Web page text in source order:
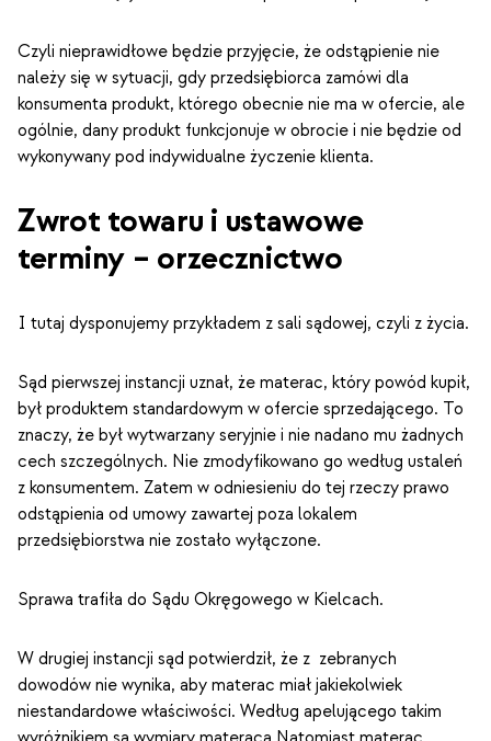
Czyli nieprawidłowe będzie przyjęcie, że odstąpienie nie
należy się w sytuacji, gdy przedsiębiorca zamówi dla
konsumenta produkt, którego obecnie nie ma w ofercie, ale
ogólnie, dany produkt funkcjonuje w obrocie i nie będzie od
wykonywany pod indywidualne życzenie klienta.
Zwrot towaru i ustawowe
terminy – orzecznictwo
I tutaj dysponujemy przykładem z sali sądowej, czyli z życia.
Sąd pierwszej instancji uznał, że materac, który powód kupił,
był produktem standardowym w ofercie sprzedającego. To
znaczy, że był wytwarzany seryjnie i nie nadano mu żadnych
cech szczególnych. Nie zmodyfikowano go według ustaleń
z konsumentem. Zatem w odniesieniu do tej rzeczy prawo
odstąpienia od umowy zawartej poza lokalem
przedsiębiorstwa nie zostało wyłączone.
Sprawa trafiła do Sądu Okręgowego w Kielcach.
W drugiej instancji sąd potwierdził, że z zebranych
dowodów nie wynika, aby materac miał jakiekolwiek
niestandardowe właściwości. Według apelującego takim